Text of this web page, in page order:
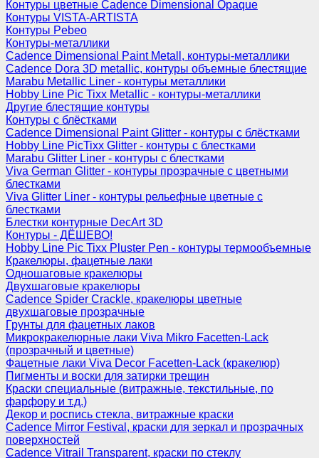
Контуры цветные Cadence Dimensional Opaque
Контуры VISTA-ARTISTA
Контуры Pebeo
Контуры-металлики
Cadence Dimensional Paint Metall, контуры-металлики
Cadence Dora 3D metallic, контуры объемные блестящие
Marabu Metallic Liner - контуры металлики
Hobby Line Pic Tixx Metallic - контуры-металлики
Другие блестящие контуры
Контуры с блёстками
Cadence Dimensional Paint Glitter - контуры с блёстками
Hobby Line PicTixx Glitter - контуры с блестками
Marabu Glitter Liner - контуры с блестками
Viva German Glitter - контуры прозрачные с цветными
блестками
Viva Glitter Liner - контуры рельефные цветные с
блестками
Блестки контурные DecArt 3D
Контуры - ДЁШЕВО!
Hobby Line Pic Tixx Pluster Pen - контуры термообъемные
Кракелюры, фацетные лаки
Одношаговые кракелюры
Двухшаговые кракелюры
Cadence Spider Crackle, кракелюры цветные
двухшаговые прозрачные
Грунты для фацетных лаков
Микрокракелюрные лаки Viva Mikro Facetten-Lack
(прозрачный и цветные)
Фацетные лаки Viva Decor Facetten-Lack (кракелюр)
Пигменты и воски для затирки трещин
Краски специальные (витражные, текстильные, по
фарфору и т.д.)
Декор и роспись стекла, витражные краски
Cadence Mirror Festival, краски для зеркал и прозрачных
поверхностей
Cadence Vitrail Transparent, краски по стеклу